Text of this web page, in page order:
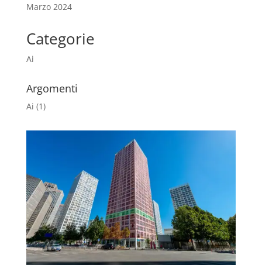
Marzo 2024
Categorie
Ai
Argomenti
Ai (1)